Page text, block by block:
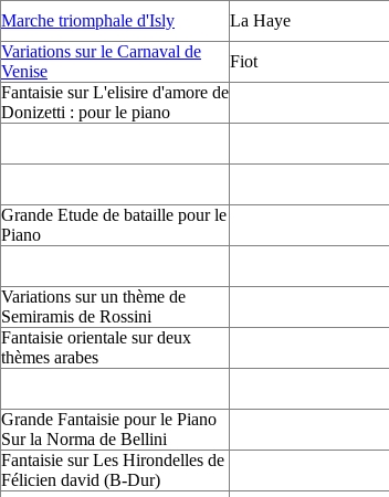
Marche triomphale d'Isly
La Haye
Variations sur le Carnaval de
Venise
Fiot
Fantaisie sur L'elisire d'amore de
Donizetti : pour le piano
Grande Etude de bataille pour le
Piano
Variations sur un thème de
Semiramis de Rossini
Fantaisie orientale sur deux
thèmes arabes
Grande Fantaisie pour le Piano
Sur la Norma de Bellini
Fantaisie sur Les Hirondelles de
Félicien david (B-Dur)